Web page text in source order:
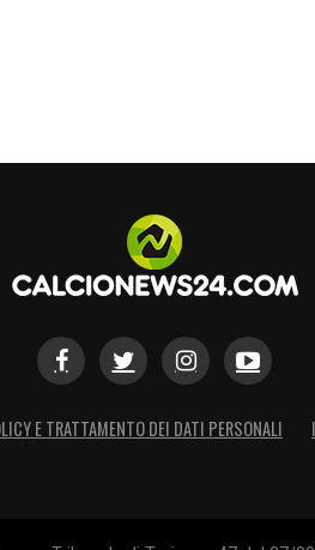
E TRATTAMENTO DEI DATI PERSONALI